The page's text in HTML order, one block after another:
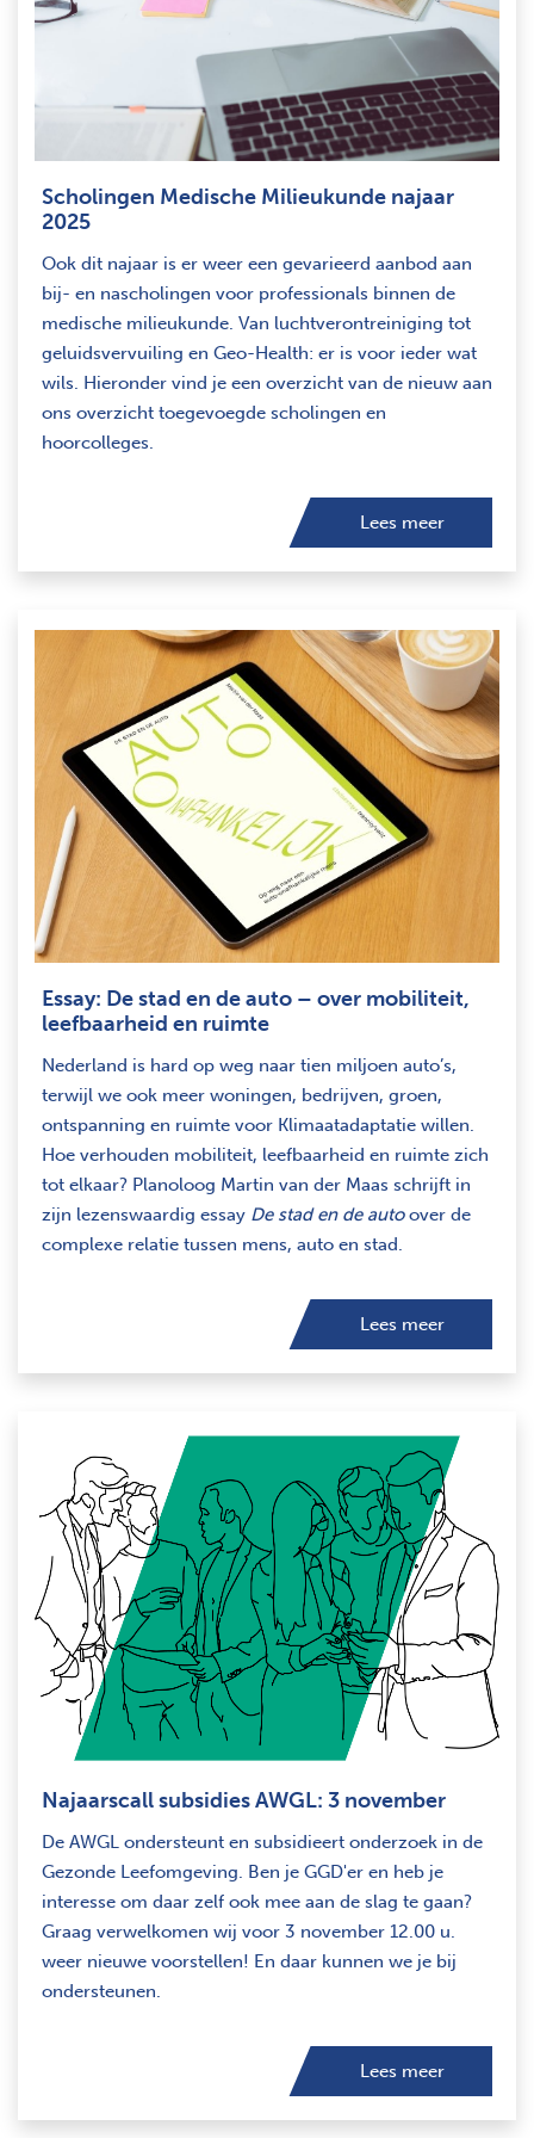
Scholingen Medische Milieukunde najaar
2025
Ook dit najaar is er weer een gevarieerd aanbod aan
bij- en nascholingen voor professionals binnen de
medische milieukunde. Van luchtverontreiniging tot
geluidsvervuiling en Geo-Health: er is voor ieder wat
wils. Hieronder vind je een overzicht van de nieuw aan
ons overzicht toegevoegde scholingen en
hoorcolleges.
Lees meer
Essay: De stad en de auto – over mobiliteit,
leefbaarheid en ruimte
Nederland is hard op weg naar tien miljoen auto’s,
terwijl we ook meer woningen, bedrijven, groen,
ontspanning en ruimte voor Klimaatadaptatie willen.
Hoe verhouden mobiliteit, leefbaarheid en ruimte zich
tot elkaar? Planoloog Martin van der Maas schrijft in
zijn lezenswaardig essay De stad en de autoover de
complexe relatie tussen mens, auto en stad.
Lees meer
Najaarscall subsidies AWGL: 3 november
De AWGL ondersteunt en subsidieert onderzoek in de
Gezonde Leefomgeving. Ben je GGD'er en heb je
interesse om daar zelf ook mee aan de slag te gaan?
Graag verwelkomen wij voor 3 november 12.00 u.
weer nieuwe voorstellen! En daar kunnen we je bij
ondersteunen.
Lees meer